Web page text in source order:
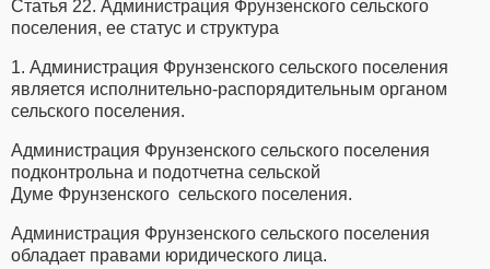
Статья 22. Администрация Фрунзенского сельского
поселения, ее статус и структура
1. Администрация Фрунзенского сельского поселения
является исполнительно-распорядительным органом
сельского поселения.
Администрация Фрунзенского сельского поселения
подконтрольна и подотчетна сельской
Думе Фрунзенского сельского поселения.
Администрация Фрунзенского сельского поселения
обладает правами юридического лица.